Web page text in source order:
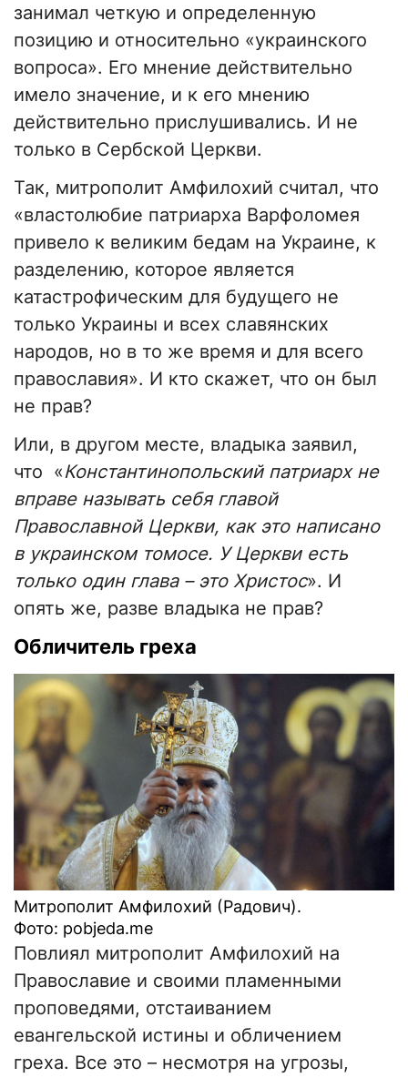
занимал четкую и определенную
позицию и относительно «украинского
вопроса». Его мнение действительно
имело значение, и к его мнению
действительно прислушивались. И не
только в Сербской Церкви.
Так, митрополит Амфилохий считал, что
«властолюбие патриарха Варфоломея
привело к великим бедам на Украине, к
разделению, которое является
катастрофическим для будущего не
только Украины и всех славянских
народов, но в то же время и для всего
православия». И кто скажет, что он был
не прав?
Или, в другом месте, владыка заявил,
что «Константинопольский патриарх не
вправе называть себя главой
Православной Церкви, как это написано
в украинском томосе. У Церкви есть
только один глава – это Христос». И
опять же, разве владыка не прав?
Обличитель греха
Митрополит Амфилохий (Радович).
Фото: pobjeda.me
Повлиял митрополит Амфилохий на
Православие и своими пламенными
проповедями, отстаиванием
евангельской истины и обличением
греха. Все это – несмотря на угрозы,